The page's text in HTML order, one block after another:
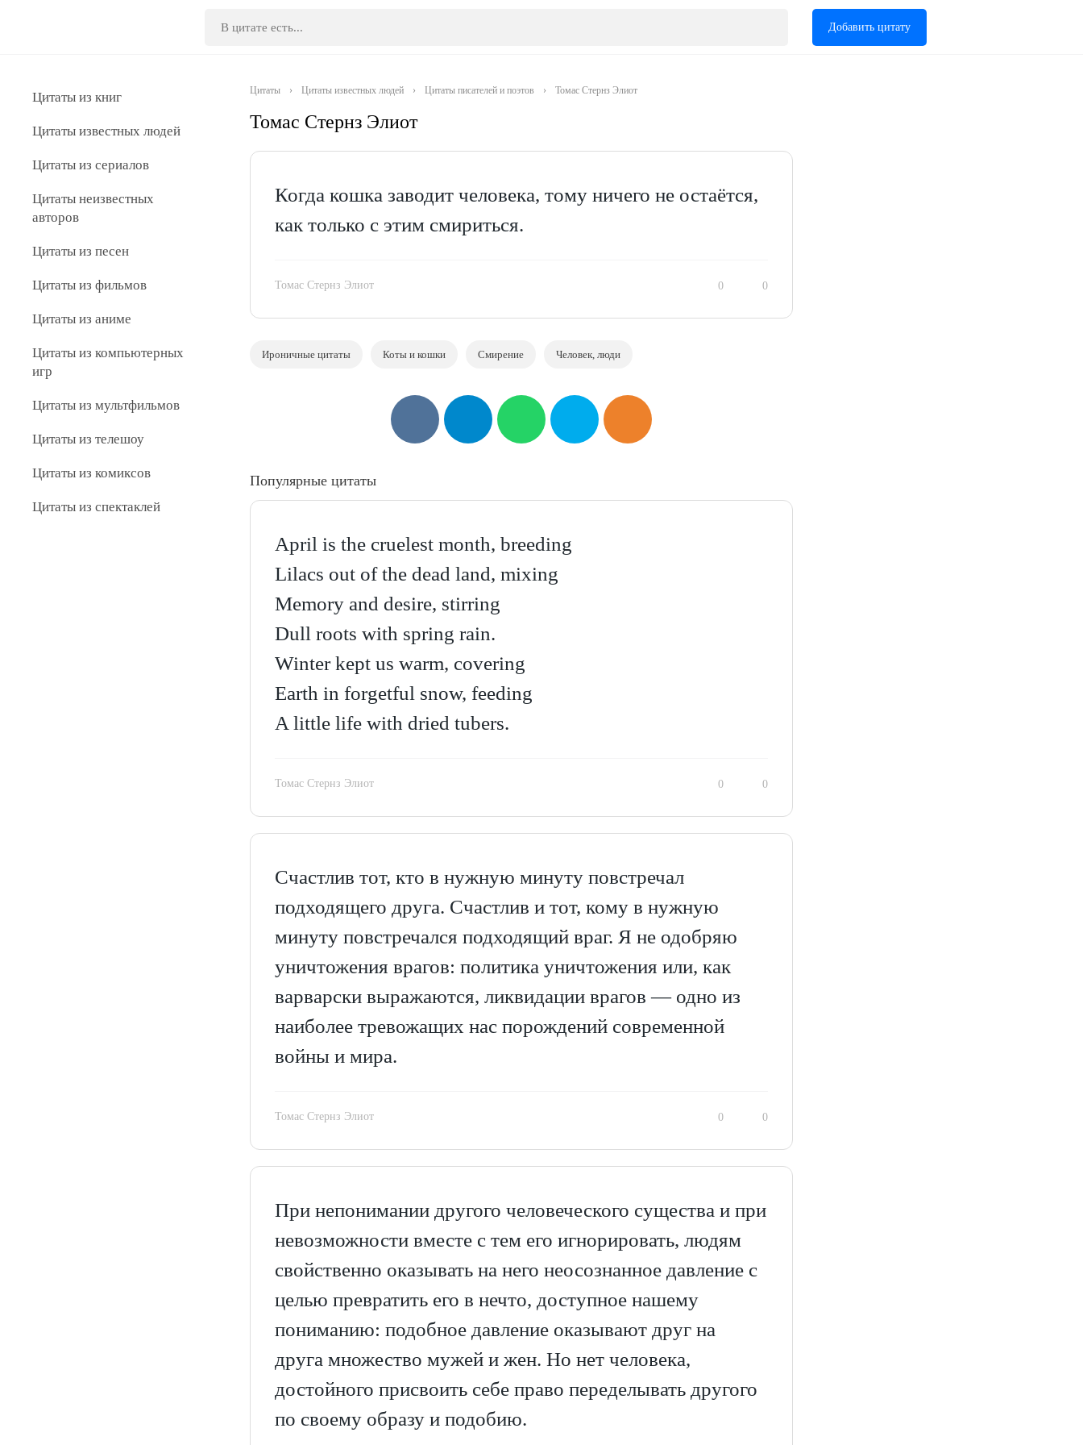
Добавить цитату
Цитаты из книг
Цитаты известных людей
Цитаты из сериалов
Цитаты неизвестных
авторов
Цитаты из песен
Цитаты из фильмов
Цитаты из аниме
Цитаты из компьютерных
игр
Цитаты из мультфильмов
Цитаты из телешоу
Цитаты из комиксов
Цитаты из спектаклей
Цитаты › Цитаты известных людей › Цитаты писателей и поэтов › Томас Стернз Элиот
Томас Стернз Элиот
Когда кошка заводит человека, тому ничего не остаётся,
как только с этим смириться.
Томас Стернз Элиот 0 0
Ироничные цитаты Коты и кошки Смирение Человек, люди
Популярные цитаты
April is the cruelest month, breeding
Lilacs out of the dead land, mixing
Memory and desire, stirring
Dull roots with spring rain.
Winter kept us warm, covering
Earth in forgetful snow, feeding
A little life with dried tubers.
Томас Стернз Элиот 0 0
Счастлив тот, кто в нужную минуту повстречал
подходящего друга. Счастлив и тот, кому в нужную
минуту повстречался подходящий враг. Я не одобряю
уничтожения врагов: политика уничтожения или, как
варварски выражаются, ликвидации врагов — одно из
наиболее тревожащих нас порождений современной
войны и мира.
Томас Стернз Элиот 0 0
При непонимании другого человеческого существа и при
невозможности вместе с тем его игнорировать, людям
свойственно оказывать на него неосознанное давление с
целью превратить его в нечто, доступное нашему
пониманию: подобное давление оказывают друг на
друга множество мужей и жен. Но нет человека,
достойного присвоить себе право переделывать другого
по своему образу и подобию.